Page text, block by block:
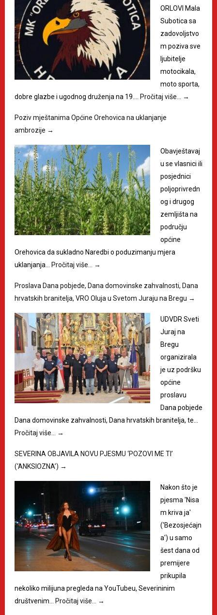
ORLOVI Mala
Subotica sa
zadovoljstvo
m poziva sve
ljubitelje
motocikala,
moto sporta,
dobre glazbe i ugodnog druženja na 19.…
Pročitaj više… →
Poziv mještanima Općine Orehovica na uklanjanje
ambrozije →
Obavještavaj
u se vlasnici ili
posjednici
poljoprivredn
og i drugog
zemljišta na
području
općine
Orehovica da sukladno Naredbi o poduzimanju mjera
uklanjanja…
Pročitaj više… →
Proslava Dana pobjede, Dana domovinske zahvalnosti, Dana
hrvatskih branitelja, VRO Oluja u Svetom Juraju na Bregu →
UDVDR Sveti
Juraj na
Bregu
organizirala
je uz podršku
općine
proslavu
Dana pobjede
Dana domovinske zahvalnosti, Dana hrvatskih branitelja, te…
Pročitaj više…
→
SEVERINA OBJAVILA NOVU PJESMU ‘POZOVI ME TI’
(‘ANKSIOZNA’) →
Nakon što je
pjesma 'Nisa
m kriva ja'
('Bezosjećajn
a') u samo
šest dana od
premijere
prikupila
nekoliko milijuna pregleda na YouTubeu, Severininim
društvenim…
Pročitaj više… →